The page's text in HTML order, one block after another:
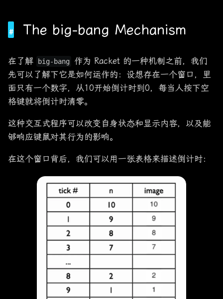
The big-bang Mechanism
在了解 big-bang
作为 Racket 的一种机制之前，我们
先可以了解下它是如何运作的：设想存在一个窗口，里
面只有一个数字，从10开始倒计时到0，每当人按下空
格键就将倒计时清零。
这种交互式程序可以改变自身状态和显示内容，以及能
够响应键鼠对其行为的影响。
在这个窗口背后，我们可以用一张表格来描述倒计时：